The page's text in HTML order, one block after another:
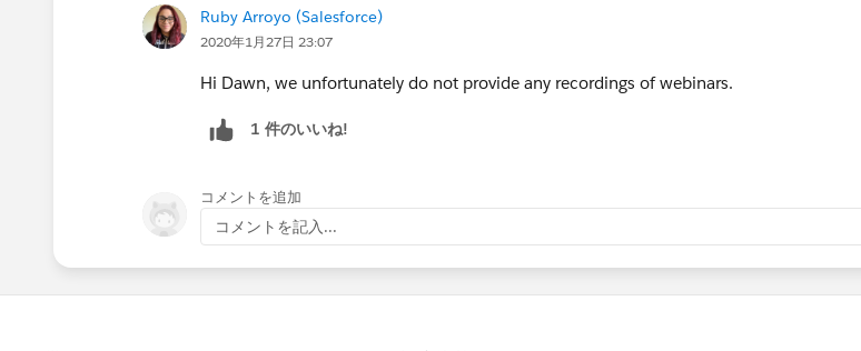
Ruby Arroyo (Salesforce)
2020年1月27日 23:07
Hi Dawn, we unfortunately do not provide any recordings of webinars.
1 件のいいね!
コメントを追加
コメントを記入...